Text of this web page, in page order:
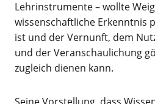
Lehrinstrumente – wollte
wissenschaftliche Erkenntnis
ist und der Vernunft, dem
und der Veranschaulichung
zugleich dienen kann.